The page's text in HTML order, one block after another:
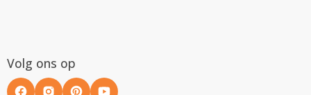
Volg ons op